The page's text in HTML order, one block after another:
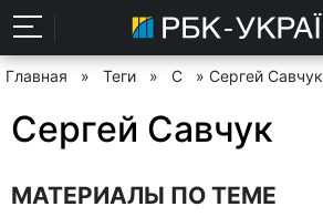
Главная » Теги » С » Сергей Савчук
Сергей Савчук
МАТЕРИАЛЫ ПО ТЕМЕ